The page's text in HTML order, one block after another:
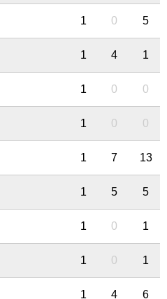
1 0 5
1 4 1
1 0 0
1 0 0
1 7 13
1 5 5
1 0 1
1 0 1
1 4 6